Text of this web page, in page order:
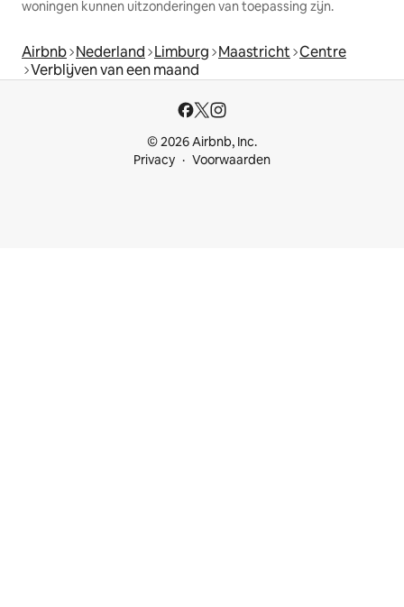
woningen kunnen uitzonderingen van toepassing zijn.
Airbnb Nederland Limburg Maastricht Centre
Verblijven van een maand
© 2026 Airbnb, Inc.
Privacy
Voorwaarden